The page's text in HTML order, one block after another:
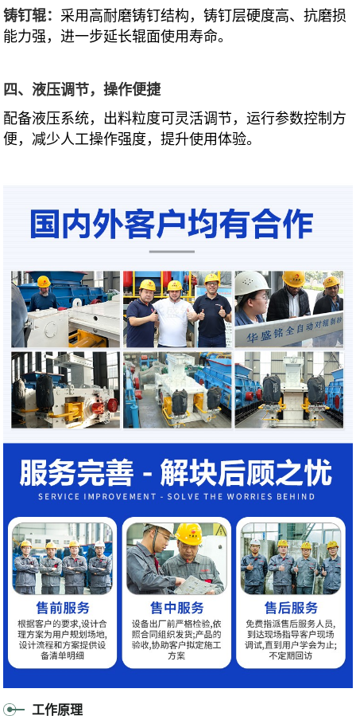
铸钉辊：采用高耐磨铸钉结构，铸钉层硬度高、抗磨损
能力强，进一步延长辊面使用寿命。
四、液压调节，操作便捷
配备液压系统，出料粒度可灵活调节，运行参数控制方
便，减少人工操作强度，提升使用体验。
工作原理